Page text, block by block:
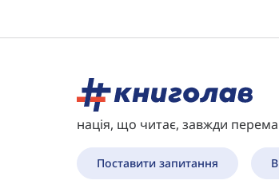
нація, що читає, завжди
Поставити запитання